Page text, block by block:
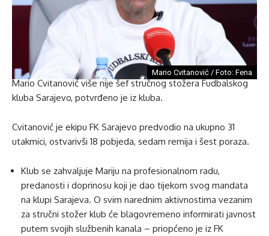
Mario Cvitanović / Foto: Fena
Mario Cvitanović više nije šef stručnog stožera Fudbalskog
kluba Sarajevo, potvrđeno je iz kluba.
Cvitanović je ekipu FK Sarajevo predvodio na ukupno 31
utakmici, ostvarivši 18 pobjeda, sedam remija i šest poraza.
Klub se zahvaljuje Mariju na profesionalnom radu,
predanosti i doprinosu koji je dao tijekom svog mandata
na klupi Sarajeva. O svim narednim aktivnostima vezanim
za stručni stožer klub će blagovremeno informirati javnost
putem svojih službenih kanala – priopćeno je iz FK